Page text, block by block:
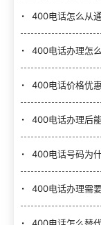
400电话怎么从
400电话办理怎
400电话价格优
400电话办理后
400电话号码为
400电话办理需